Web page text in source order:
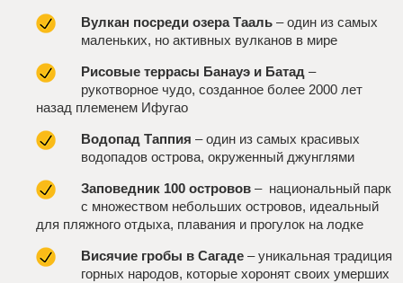
Вулкан посреди озера Тааль– один из самых
маленьких, но активных вулканов в мире
Рисовые террасы Банауэ и Батад–
рукотворное чудо, созданное более 2000 лет
назад племенем Ифугао
Водопад Таппия – один из самых красивых
водопадов острова, окруженный джунглями
Заповедник 100 островов– национальный парк
с множеством небольших островов, идеальный
для пляжного отдыха, плавания и прогулок на лодке
Висячие гробы в Сагаде – уникальная традиция
горных народов, которые хоронят своих умерших